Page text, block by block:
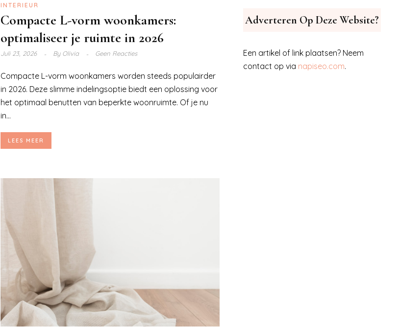
INTERIEUR
Compacte L-vorm woonkamers:
optimaliseer je ruimte in 2026
Juli 23, 2026 ByOlivia Geen Reacties
Compacte L-vorm woonkamers worden steeds populairder
in 2026. Deze slimme indelingsoptie biedt een oplossing voor
het optimaal benutten van beperkte woonruimte. Of je nu
in...
LEES MEER
Adverteren Op Deze Website?
Een artikel of link plaatsen? Neem
contact op via napiseo.com.